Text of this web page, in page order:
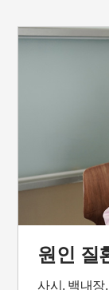
원인 질
사시, 백내장